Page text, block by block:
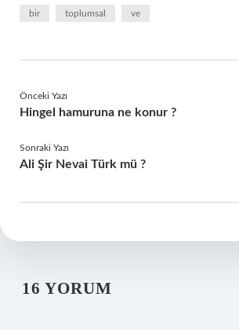
bir toplumsal ve
Önceki Yazı
Hingel hamuruna ne konur ?
Sonraki Yazı
Ali Şir Nevai Türk mü ?
16 YORUM